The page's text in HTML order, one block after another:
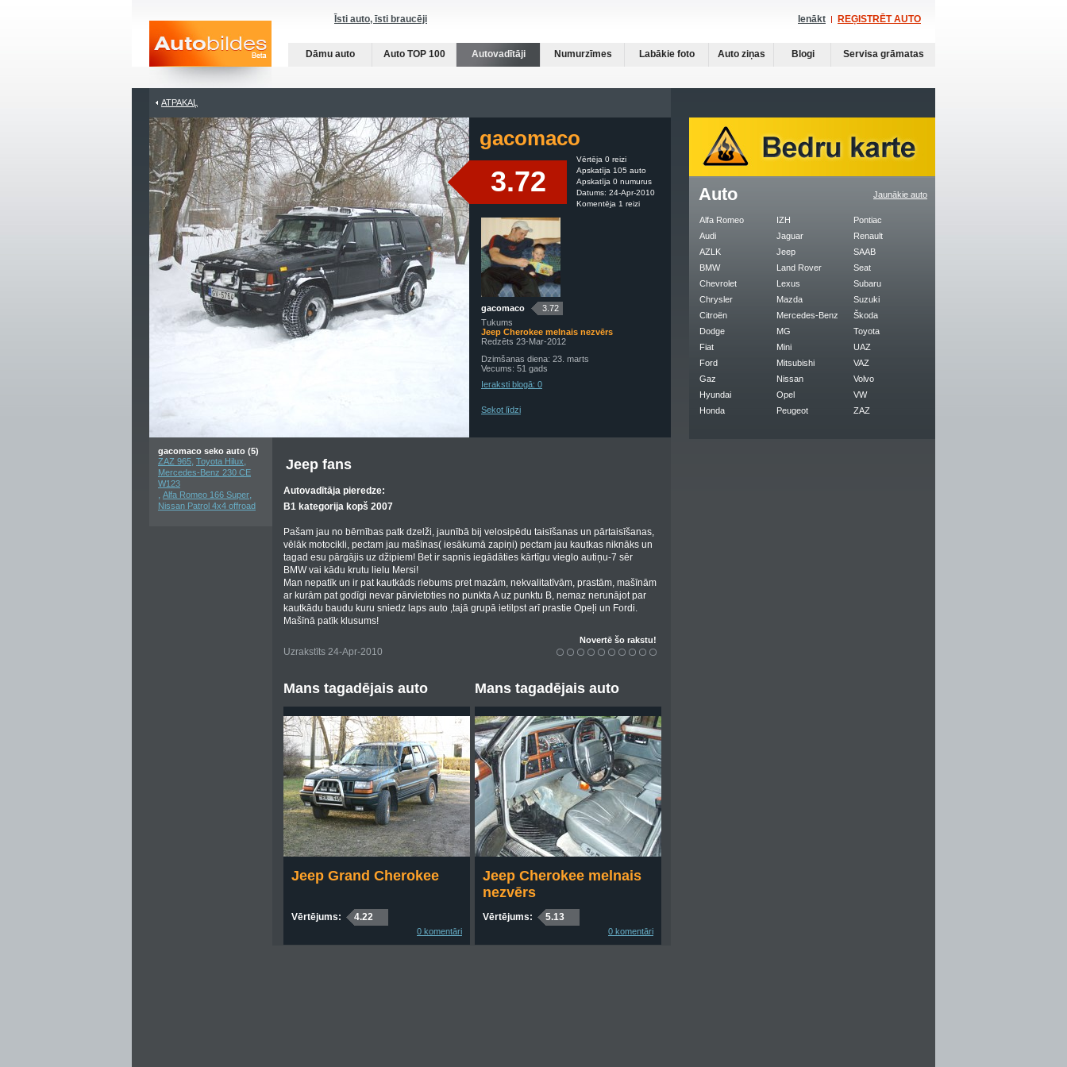
Īsti auto, īsti braucēji Ienākt REĢISTRĒT AUTO
Dāmu auto Auto TOP 100 Autovadītāji Numurzīmes Labākie foto Auto ziņas Blogi Servisa grāmatas
ATPAKAĻ
gacomaco
3.72
Vērtēja 0 reizi
Apskatīja 105 auto
Apskatīja 0 numurus
Datums: 24-Apr-2010
Komentēja 1 reizi
gacomaco
3.72
Tukums
Jeep Cherokee melnais nezvērs
Redzēts 23-Mar-2012
Dzimšanas diena: 23. marts
Vecums: 51 gads
Ieraksti blogā: 0
Sekot līdzi
gacomaco seko auto (5)
ZAZ 965, Toyota Hilux,
Mercedes-Benz 230 CE
W123
, Alfa Romeo 166 Super,
Nissan Patrol 4x4 offroad
Jeep fans
Autovadītāja pieredze:
B1 kategorija kopš 2007
Pašam jau no bērnības patk dzelži, jaunībā bij velosipēdu taisīšanas un pārtaisīšanas,
vēlāk motocikli, pectam jau mašīnas( iesākumā zapiņi) pectam jau kautkas niknāks un
tagad esu pārgājis uz džipiem! Bet ir sapnis iegādāties kārtīgu vieglo autiņu-7 sēr
BMW vai kādu krutu lielu Mersi!
Man nepatīk un ir pat kautkāds riebums pret mazām, nekvalitatīvām, prastām, mašīnām
ar kurām pat godīgi nevar pārvietoties no punkta A uz punktu B, nemaz nerunājot par
kautkādu baudu kuru sniedz laps auto ,tajā grupā ietilpst arī prastie Opeļi un Fordi.
Mašīnā patīk klusums!
Novertē šo rakstu!
Uzrakstīts 24-Apr-2010
Mans tagadējais auto
Jeep Grand Cherokee
Vērtējums: 4.22
0 komentāri
Mans tagadējais auto
Jeep Cherokee melnais
nezvērs
Vērtējums: 5.13
0 komentāri
Jaunākie auto
Auto
Alfa Romeo
Audi
AZLK
BMW
Chevrolet
Chrysler
Citroën
Dodge
Fiat
Ford
Gaz
Hyundai
Honda
IZH
Jaguar
Jeep
Land Rover
Lexus
Mazda
Mercedes-Benz
MG
Mini
Mitsubishi
Nissan
Opel
Peugeot
Pontiac
Renault
SAAB
Seat
Subaru
Suzuki
Škoda
Toyota
UAZ
VAZ
Volvo
VW
ZAZ